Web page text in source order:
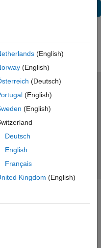
Toolbox Release Notes
(English)
(English)
(Deutsch)
(English)
(English)
Deutsch
English
Français
Kingdom (English)